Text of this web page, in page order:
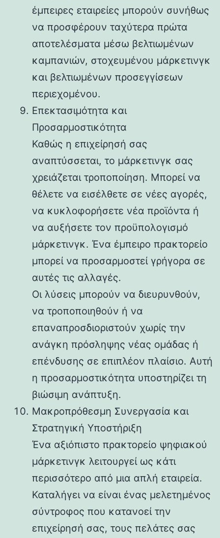
έμπειρες εταιρείες μπορούν συνήθως
να προσφέρουν ταχύτερα πρώτα
αποτελέσματα μέσω βελτιωμένων
καμπανιών, στοχευμένου μάρκετινγκ
και βελτιωμένων προσεγγίσεων
περιεχομένου.
Επεκτασιμότητα και
Προσαρμοστικότητα
Καθώς η επιχείρησή σας
αναπτύσσεται, το μάρκετινγκ σας
χρειάζεται τροποποίηση. Μπορεί να
θέλετε να εισέλθετε σε νέες αγορές,
να κυκλοφορήσετε νέα προϊόντα ή
να αυξήσετε τον προϋπολογισμό
μάρκετινγκ. Ένα έμπειρο πρακτορείο
μπορεί να προσαρμοστεί γρήγορα σε
αυτές τις αλλαγές.
Οι λύσεις μπορούν να διευρυνθούν,
να τροποποιηθούν ή να
επαναπροσδιοριστούν χωρίς την
ανάγκη πρόσληψης νέας ομάδας ή
επένδυσης σε επιπλέον πλαίσιο. Αυτή
η προσαρμοστικότητα υποστηρίζει τη
βιώσιμη ανάπτυξη.
Μακροπρόθεσμη Συνεργασία και
Στρατηγική Υποστήριξη
Ένα αξιόπιστο πρακτορείο ψηφιακού
μάρκετινγκ λειτουργεί ως κάτι
περισσότερο από μια απλή εταιρεία.
Καταλήγει να είναι ένας μελετημένος
σύντροφος που κατανοεί την
επιχείρησή σας, τους πελάτες σας